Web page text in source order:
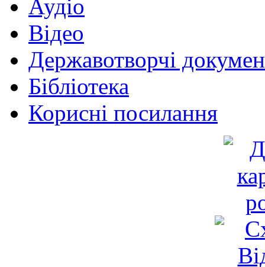
Аудіо
Відео
Державотворчі
Бібліотека
Корисні посилання